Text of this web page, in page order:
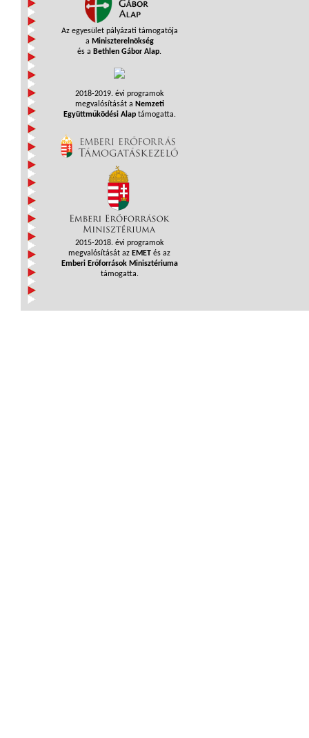
Az egyesület pályázati támogatója
a Miniszterelnökség
és a Bethlen Gábor Alap.
2018-2019. évi programok
megvalósítását a Nemzeti
Együttműködési Alaptámogatta.
2015-2018. évi programok
megvalósítását az EMET és az
Emberi Erőforrások Minisztériuma
támogatta.